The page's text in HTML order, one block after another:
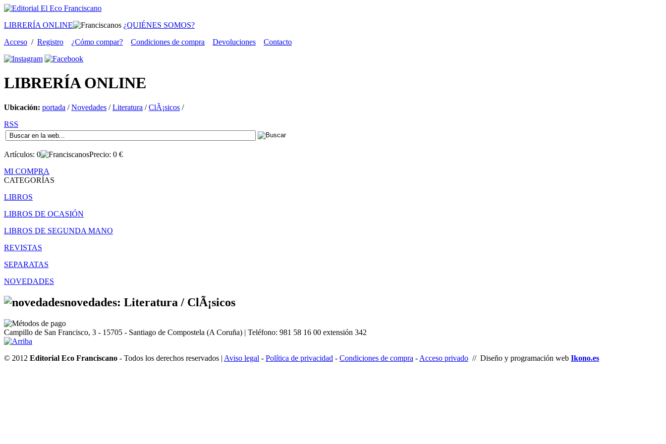
LIBRERÍA ONLINE
¿QUIÉNES SOMOS?
Acceso / Registro ¿Cómo compar? Condiciones de compra Devoluciones Contacto
LIBRERÍAONLINE
Ubicación: portada /Novedades /Literatura /ClÃ¡sicos /
RSS
Artículos: 0 Precio: 0 €
MI COMPRA
CATEGORÍAS
LIBROS
LIBROS DE OCASIÓN
LIBROS DE SEGUNDA MANO
REVISTAS
SEPARATAS
NOVEDADES
novedades: Literatura / ClÃ¡sicos
Campillo de San Francisco, 3 - 15705 - Santiago de Compostela (A Coruña) | Teléfono: 981 58 16 00 extensión 342
© 2012 Editorial Eco Franciscano - Todos los derechos reservados | Aviso legal - Política de privacidad - Condiciones de compra - Acceso privado // Diseño y programación web Ikono.es